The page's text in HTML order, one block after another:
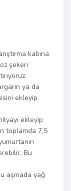
kabına
şekeri
ya da
ekleyip
ekleyip
toplamda 7,5
Bu
aşmada yağ